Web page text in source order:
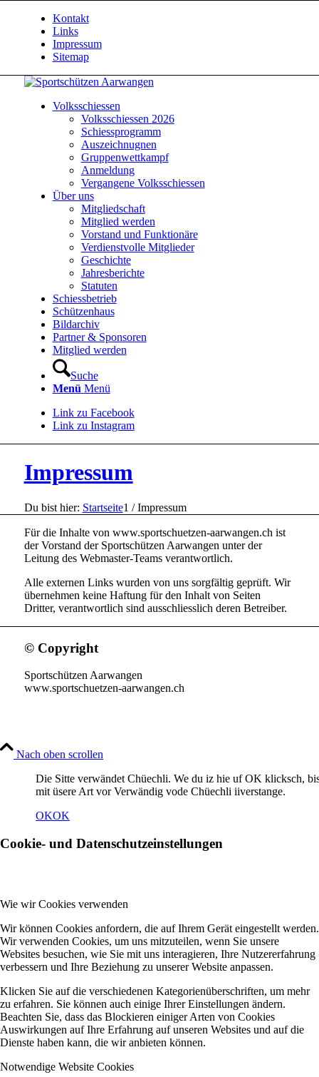
Kontakt
Links
Impressum
Sitemap
Volksschiessen
Volksschiessen 2026
Schiessprogramm
Auszeichnugnen
Gruppenwettkampf
Anmeldung
Vergangene Volksschiessen
Über uns
Mitgliedschaft
Mitglied werden
Vorstand und Funktionäre
Verdienstvolle Mitglieder
Geschichte
Jahresberichte
Statuten
Schiessbetrieb
Schützenhaus
Bildarchiv
Partner & Sponsoren
Mitglied werden
Suche
Menü Menü
Link zu Facebook
Link zu Instagram
Impressum
Du bist hier: Startseite1 / Impressum
Für die Inhalte von www.sportschuetzen-aarwangen.ch ist
der Vorstand der Sportschützen Aarwangen unter der
Leitung des Webmaster-Teams verantwortlich.
Alle externen Links wurden von uns sorgfältig geprüft. Wir
übernehmen keine Haftung für den Inhalt von Seiten
Dritter, verantwortlich sind ausschliesslich deren Betreiber.
© Copyright
Sportschützen Aarwangen
www.sportschuetzen-aarwangen.ch
Nach oben scrollen
Die Sitte verwändet Chüechli. We du iz hie uf OK klicksch,
mit üsere Art vor Verwändig vode Chüechli iiverstange.
OKOK
Cookie- und Datenschutzeinstellungen
Wie wir Cookies verwenden
Wir können Cookies anfordern, die auf Ihrem Gerät eingestellt werden.
Wir verwenden Cookies, um uns mitzuteilen, wenn Sie unsere
Websites besuchen, wie Sie mit uns interagieren, Ihre Nutzererfahrung
verbessern und Ihre Beziehung zu unserer Website anpassen.
Klicken Sie auf die verschiedenen Kategorienüberschriften, um mehr
zu erfahren. Sie können auch einige Ihrer Einstellungen ändern.
Beachten Sie, dass das Blockieren einiger Arten von Cookies
Auswirkungen auf Ihre Erfahrung auf unseren Websites und auf die
Dienste haben kann, die wir anbieten können.
Notwendige Website Cookies